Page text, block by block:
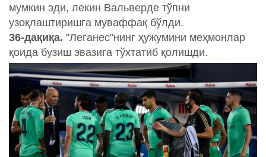
мумкин эди, лекин Вальверде тўпни
узоқлаштиришга муваффақ бўлди.
36-дақиқа. "Леганес"нинг ҳужумини меҳмонлар
қоида бузиш эвазига тўхтатиб қолишди.